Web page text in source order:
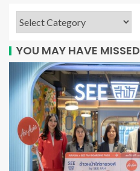
YOU MAY HAVE MISSED